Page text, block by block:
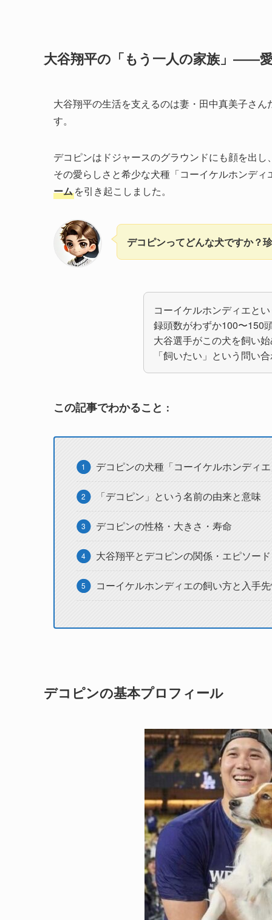
大谷翔平の「もう一人の家族」――
大谷翔平の生活を支えるのは妻・田中真美子さ
す。
デコピンはドジャースのグラウンドにも顔を出
その愛らしさと希少な犬種「コーイケルホンデ
ームを引き起こしました。
デコピンってどんな犬ですか？
コーイケルホンディエと
録頭数がわずか100〜150
大谷選手がこの犬を飼い
「飼いたい」という問い
この記事でわかること ：
デコピンの犬種「コーイケルホンディ
「デコピン」という名前の由来と意味
デコピンの性格・大きさ・寿命
大谷翔平とデコピンの関係・エピソード
コーイケルホンディエの飼い方と入手
デコピンの基本プロフィール